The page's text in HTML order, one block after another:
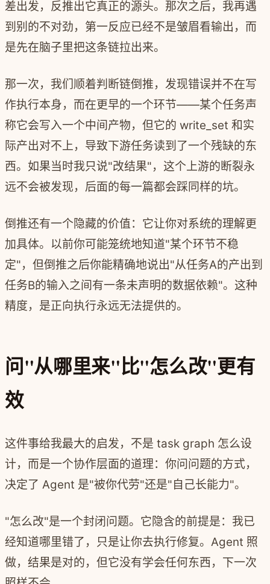
差出发，反推出它真正的源头。那次之后，我再遇
到别的不对劲，第一反应已经不是皱眉看输出，而
是先在脑子里把这条链拉出来。
那一次，我们顺着判断链倒推，发现错误并不在写
作执行本身，而在更早的一个环节——某个任务声
称它会写入一个中间产物，但它的 write_set 和实
际产出对不上，导致下游任务读到了一个残缺的东
西。如果当时我只说"改结果"，这个上游的断裂永
远不会被发现，后面的每一篇都会踩同样的坑。
倒推还有一个隐藏的价值：它让你对系统的理解更
加具体。以前你可能笼统地知道"某个环节不稳
定"，但倒推之后你能精确地说出"从任务A的产出到
任务B的输入之间有一条未声明的数据依赖"。这种
精度，是正向执行永远无法提供的。
问"从哪里来"比"怎么改"更有
效
这件事给我最大的启发，不是 task graph 怎么设
计，而是一个协作层面的道理：你问问题的方式，
决定了 Agent 是"被你代劳"还是"自己长能力"。
"怎么改"是一个封闭问题。它隐含的前提是：我已
经知道哪里错了，只是让你去执行修复。Agent 照
做，结果是对的，但它没有学会任何东西，下一次